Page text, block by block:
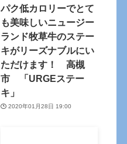
パク低カロリーでとて
も美味しいニュージー
ランド牧草牛のステー
キがリーズナブルにい
ただけます！ 高槻
市 「URGEステー
キ」
2020年01月28日 19:00